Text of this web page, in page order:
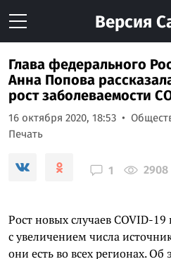
Версия
Глава федерального
Анна Попова
рост заболеваемости
16 октября 2020, 18:53
Печать
1 2908
Рост новых случаев COVID-19
с увеличением числа
они есть во всех регионах. Об